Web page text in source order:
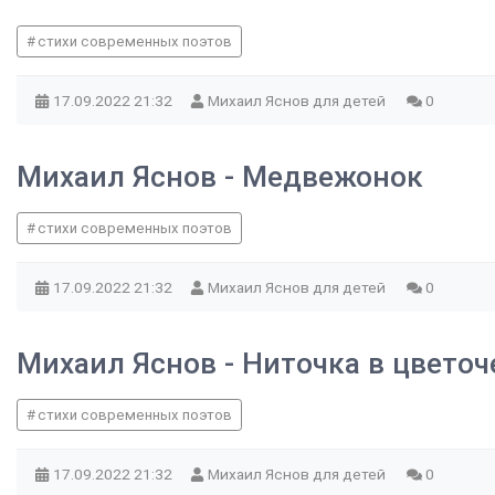
стихи современных поэтов
17.09.2022 21:32 Михаил Яснов для детей 0
Михаил Яснов - Медвежонок
стихи современных поэтов
17.09.2022 21:32 Михаил Яснов для детей 0
Михаил Яснов - Ниточка в
стихи современных поэтов
17.09.2022 21:32 Михаил Яснов для детей 0